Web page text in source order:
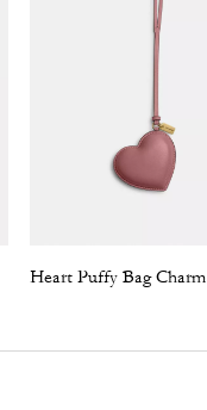
Heart Puffy Bag Charm